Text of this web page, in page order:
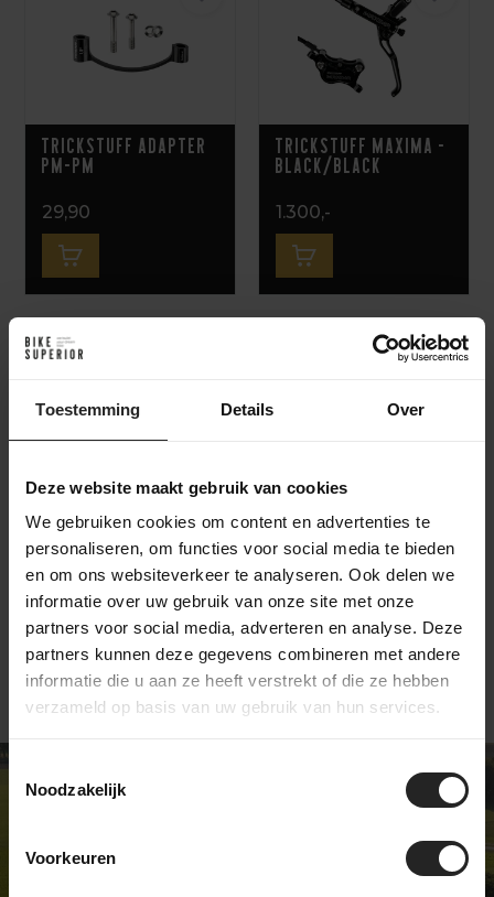
Toestemming Details Over
Deze website maakt gebruik van cookies
We gebruiken cookies om content en advertenties te
personaliseren, om functies voor social media te bieden
en om ons websiteverkeer te analyseren. Ook delen we
informatie over uw gebruik van onze site met onze
partners voor social media, adverteren en analyse. Deze
partners kunnen deze gegevens combineren met andere
informatie die u aan ze heeft verstrekt of die ze hebben
verzameld op basis van uw gebruik van hun services.
Noodzakelijk
Voorkeuren
Trickstuff Adapter
PM-PM
29,90
Trickstuff Maxima -
Black/Black
1.300,-
bolts T25 6pcs
6,-
Disc UL
34,90
Exklusiver Fahrradladen